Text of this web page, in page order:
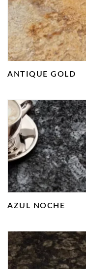
ANTIQUE GOLD
AZUL NOCHE